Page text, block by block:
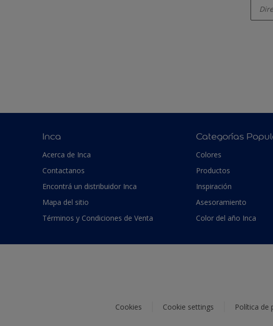
Inca
Acerca de Inca
Contactanos
Encontrá un distribuidor Inca
Mapa del sitio
Términos y Condiciones de Venta
Categorías
Colores
Productos
Inspiración
Asesoramiento
Color del año Inca
Cookies Cookie settings Política de